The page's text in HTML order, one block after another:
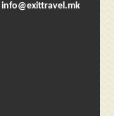
info@exittravel.mk